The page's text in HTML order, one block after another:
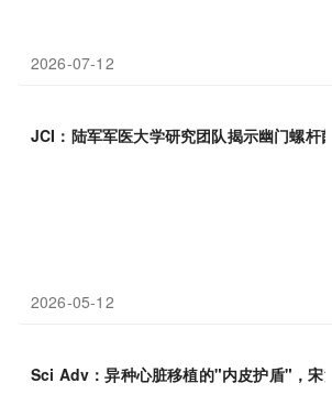
2026-07-12
JCI：陆军军医大学研究团队揭示幽门螺杆
2026-05-12
Sci Adv：异种心脏移植的"内皮护盾"，宋